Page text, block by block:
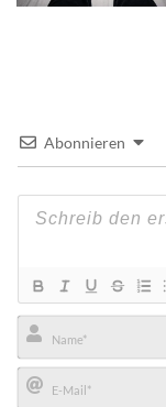
Abonnieren
Name*